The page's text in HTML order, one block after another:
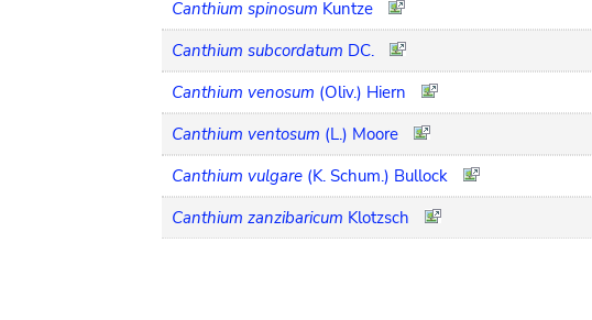
Canthium spinosum Kuntze
Canthium subcordatum DC.
Canthium venosum (Oliv.) Hiern
Canthium ventosum (L.) Moore
Canthium vulgare (K. Schum.) Bullock
Canthium zanzibaricum Klotzsch